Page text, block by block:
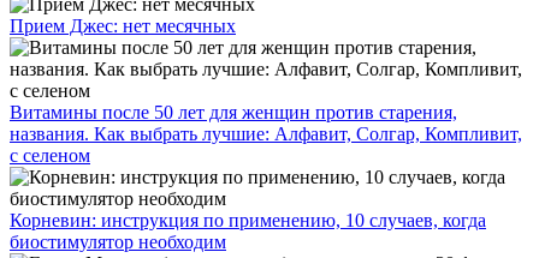
Прием Джес: нет месячных
Витамины после 50 лет для женщин против старения,
названия. Как выбрать лучшие: Алфавит, Солгар, Компливит,
с селеном
Корневин: инструкция по применению, 10 случаев, когда
биостимулятор необходим